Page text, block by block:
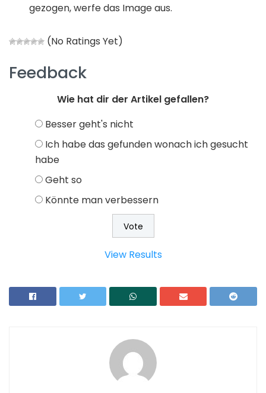
gezogen, werfe das Image aus.
(No Ratings Yet)
Feedback
Wie hat dir der Artikel gefallen?
Besser geht's nicht
Ich habe das gefunden wonach ich gesucht
habe
Geht so
Könnte man verbessern
View Results